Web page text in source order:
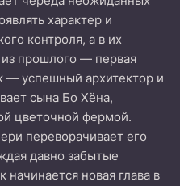
характер и
контроля, а в их
из прошлого — первая
успешный архитектор и
сына Бо Хёна,
цветочной фермой.
переворачивает его
давно забытые
начинается новая глава в